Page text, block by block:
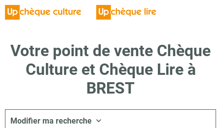
Votre point de vente Chèque
Culture et Chèque Lire à
BREST
Modifier ma recherche